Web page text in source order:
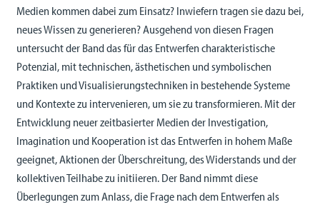
Medien kommen dabei zum Einsatz? Inwiefern tragen sie dazu bei,
neues Wissen zu generieren? Ausgehend von diesen Fragen
untersucht der Band das für das Entwerfen charakteristische
Potenzial, mit technischen, ästhetischen und symbolischen
Praktiken und Visualisierungstechniken in bestehende Systeme
und Kontexte zu intervenieren, um sie zu transformieren. Mit der
Entwicklung neuer zeitbasierter Medien der Investigation,
Imagination und Kooperation ist das Entwerfen in hohem Maße
geeignet, Aktionen der Überschreitung, des Widerstands und der
kollektiven Teilhabe zu initiieren. Der Band nimmt diese
Überlegungen zum Anlass, die Frage nach dem Entwerfen als